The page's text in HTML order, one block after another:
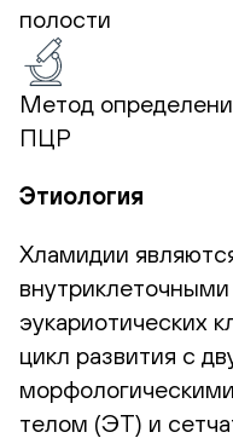
полости
Метод
ПЦР
Этиология
Хламидии
эукариотических
цикл развития с
телом (ЭТ) и